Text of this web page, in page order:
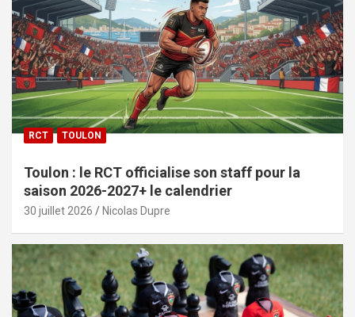
RCT TOULON
Toulon : le RCT officialise son staff pour la
saison 2026-2027+ le calendrier
30 juillet 2026 Nicolas Dupre